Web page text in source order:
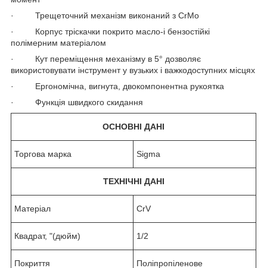
· Трещеточний механізм виконаний з CrMo
· Корпус тріскачки покрито масло-і бензостійкі
полімерним матеріалом
· Кут переміщення механізму в 5° дозволяє
використовувати інструмент у вузьких і важкодоступних місцях
· Ергономічна, вигнута, двокомпонентна рукоятка
· Функція швидкого скидання
ОСНОВНІ ДАНІ
Торгова марка Sigma
ТЕХНІЧНІ ДАНІ
Матеріал CrV
Квадрат, "(дюйм) 1/2
Покриття Поліпропіленове